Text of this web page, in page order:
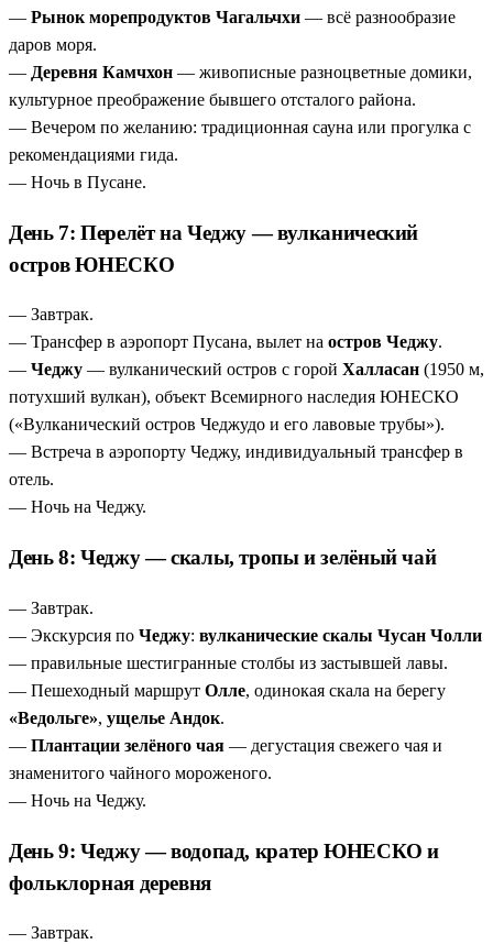
— Рынок морепродуктов Чагальчхи — всё разнообразие
даров моря.
— Деревня Камчхон — живописные разноцветные домики,
культурное преображение бывшего отсталого района.
— Вечером по желанию: традиционная сауна или прогулка с
рекомендациями гида.
— Ночь в Пусане.
День 7: Перелёт на Чеджу — вулканический
остров ЮНЕСКО
— Завтрак.
— Трансфер в аэропорт Пусана, вылет на остров Чеджу.
— Чеджу — вулканический остров с горой Халласан (1950 м,
потухший вулкан), объект Всемирного наследия ЮНЕСКО
(«Вулканический остров Чеджудо и его лавовые трубы»).
— Встреча в аэропорту Чеджу, индивидуальный трансфер в
отель.
— Ночь на Чеджу.
День 8: Чеджу — скалы, тропы и зелёный чай
— Завтрак.
— Экскурсия по Чеджу: вулканические скалы Чусан Чолли
— правильные шестигранные столбы из застывшей лавы.
— Пешеходный маршрут Олле, одинокая скала на берегу
«Ведольге», ущелье Андок.
— Плантации зелёного чая — дегустация свежего чая и
знаменитого чайного мороженого.
— Ночь на Чеджу.
День 9: Чеджу — водопад, кратер ЮНЕСКО и
фольклорная деревня
— Завтрак.